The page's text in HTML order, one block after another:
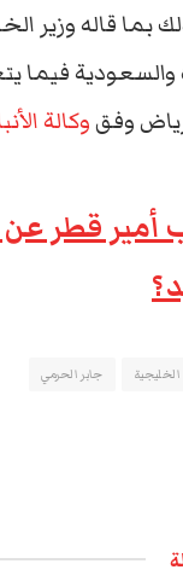
بما قاله وزير
فيما
وفقوكالة
أمير قطر
جابر الحرمي